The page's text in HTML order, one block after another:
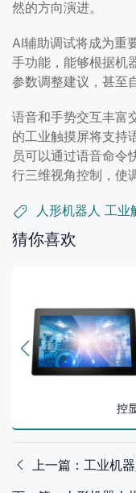
然的方向演进。
AI辅助调试将成为重
手功能，能够根据机
参数调整建议，甚至
语音和手势交互丰富
的工业触摸屏将支持
员可以通过语音命令
行三维视角控制，使
人形机器人 工业
猜你喜欢
控
上一篇：工业机器人集群